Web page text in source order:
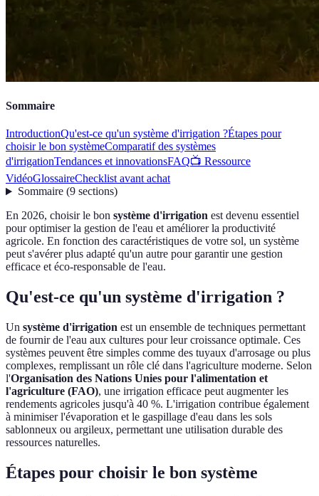
Sommaire
IntroductionQu'est-ce qu'un système d'irrigation ?Étapes pour
choisir le bon systèmeComparatif des systèmes
d'irrigationTendances et innovationsFAQ📺 Ressource
VidéoGlossaireChecklist avant achat
Sommaire(9 sections)
En 2026, choisir le bon système d'irrigation est devenu essentiel
pour optimiser la gestion de l'eau et améliorer la productivité
agricole. En fonction des caractéristiques de votre sol, un système
peut s'avérer plus adapté qu'un autre pour garantir une gestion
efficace et éco-responsable de l'eau.
Qu'est-ce qu'un système d'irrigation ?
Un système d'irrigation est un ensemble de techniques permettant
de fournir de l'eau aux cultures pour leur croissance optimale. Ces
systèmes peuvent être simples comme des tuyaux d'arrosage ou plus
complexes, remplissant un rôle clé dans l'agriculture moderne. Selon
l'Organisation des Nations Unies pour l'alimentation et
l'agriculture (FAO), une irrigation efficace peut augmenter les
rendements agricoles jusqu'à 40 %. L'irrigation contribue également
à minimiser l'évaporation et le gaspillage d'eau dans les sols
sablonneux ou argileux, permettant une utilisation durable des
ressources naturelles.
Étapes pour choisir le bon système